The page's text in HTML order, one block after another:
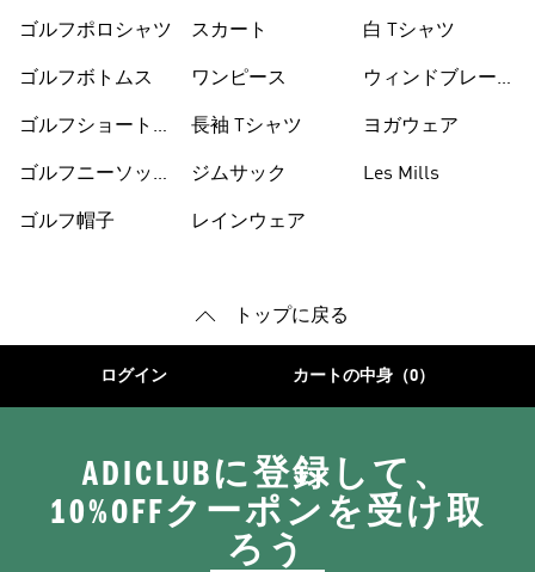
ゴルフポロシャツ
ゴルフボトムス
ゴルフショートパ
ゴルフニーソック
ゴルフ帽子
スカート
ワンピース
長袖 Tシャツ
ジムサック
レインウェア
白 Tシャツ
ウィンドブレーカ
ヨガウェア
Les Mills
トップに戻る
ログイン カートの中身（0）
ADICLUBに登録して、
10%OFFクーポンを受け取
ろう